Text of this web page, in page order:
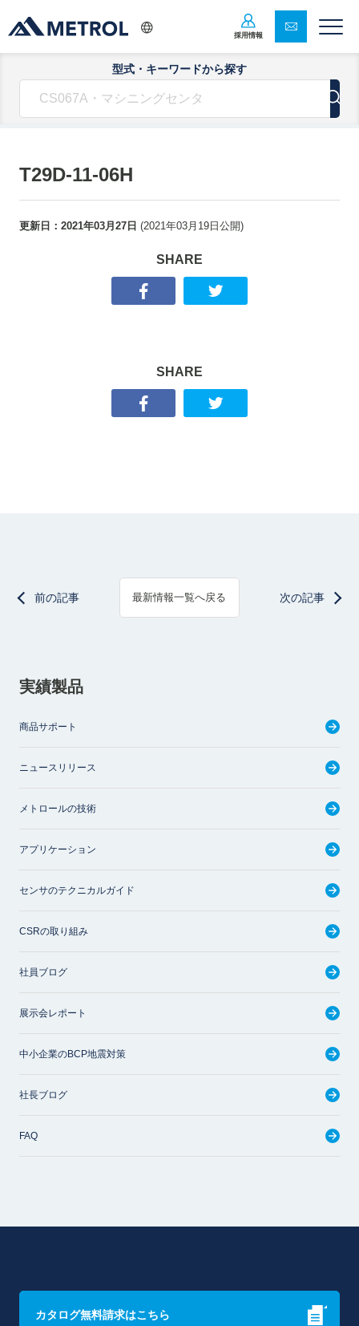
採用情報
型式・キーワードから探す
T29D-11-06H
更新日： 2021年03月27日 (2021年03月19日 公開)
SHARE
SHARE
前の記事 最新情報一覧へ戻る 次の記事
実績製品
商品サポート
ニュースリリース
メトロールの技術
アプリケーション
センサのテクニカルガイド
CSRの取り組み
社員ブログ
展示会レポート
中小企業のBCP地震対策
社長ブログ
FAQ
カタログ無料請求はこちら